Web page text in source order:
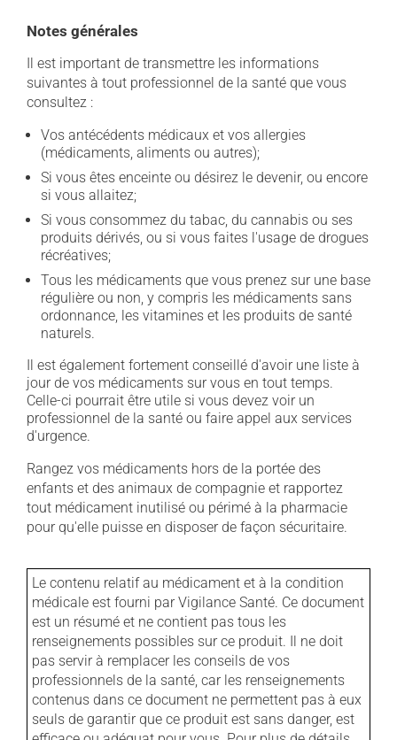
Notes générales
Il est important de transmettre les informations
suivantes à tout professionnel de la santé que vous
consultez :
Vos antécédents médicaux et vos allergies
(médicaments, aliments ou autres);
Si vous êtes enceinte ou désirez le devenir, ou encore
si vous allaitez;
Si vous consommez du tabac, du cannabis ou ses
produits dérivés, ou si vous faites l'usage de drogues
récréatives;
Tous les médicaments que vous prenez sur une base
régulière ou non, y compris les médicaments sans
ordonnance, les vitamines et les produits de santé
naturels.
Il est également fortement conseillé d'avoir une liste à
jour de vos médicaments sur vous en tout temps.
Celle-ci pourrait être utile si vous devez voir un
professionnel de la santé ou faire appel aux services
d'urgence.
Rangez vos médicaments hors de la portée des
enfants et des animaux de compagnie et rapportez
tout médicament inutilisé ou périmé à la pharmacie
pour qu'elle puisse en disposer de façon sécuritaire.
Le contenu relatif au médicament et à la condition
médicale est fourni par Vigilance Santé. Ce document
est un résumé et ne contient pas tous les
renseignements possibles sur ce produit. Il ne doit
pas servir à remplacer les conseils de vos
professionnels de la santé, car les renseignements
contenus dans ce document ne permettent pas à eux
seuls de garantir que ce produit est sans danger, est